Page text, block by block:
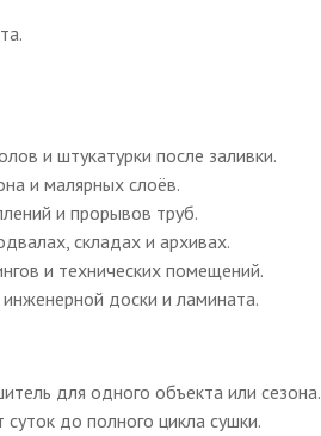
и штукатурки после заливки.
и малярных слоёв.
и прорывов труб.
складах и архивах.
и технических помещений.
доски и ламината.
для одного объекта или сезона.
до полного цикла сушки.